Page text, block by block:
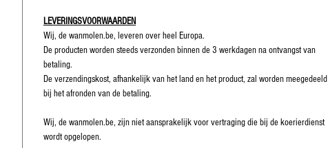
LEVERINGSVOORWAARDEN
Wij, de wanmolen.be, leveren over heel Europa.
De producten worden steeds verzonden binnen de 3 werkdagen na ontvangst van
betaling.
De verzendingskost, afhankelijk van het land en het product, zal worden meegedeeld
bij het afronden van de betaling.
Wij, de wanmolen.be, zijn niet aansprakelijk voor vertraging die bij de koerierdienst
wordt opgelopen.